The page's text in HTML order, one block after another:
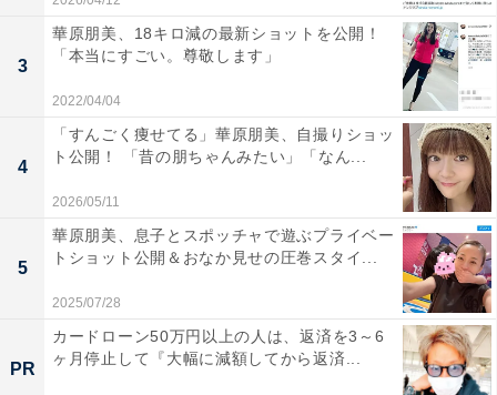
3
華原朋美、18キロ減の最新ショットを公開！
「本当にすごい。尊敬します」
2022/04/04
4
「すんごく痩せてる」華原朋美、自撮りショッ
ト公開！ 「昔の朋ちゃんみたい」「なん...
2026/05/11
5
華原朋美、息子とスポッチャで遊ぶプライベー
トショット公開＆おなか見せの圧巻スタイ...
2025/07/28
PR
カードローン50万円以上の人は、返済を3～6
ヶ月停止して『大幅に減額してから返済...